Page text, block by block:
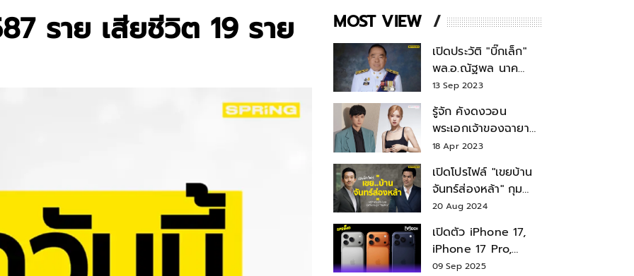
ราย เสียชีวิต 19 ราย MOST VIEW
เปิดประวัติ "บิ๊กเล็ก"
พล.อ.ณัฐพล นาค
พาณิชย์ จากเลขาฯ
สมช.-เลขาฯ
รมว.กลาโหม
13 Sep 2023
รู้จัก คังดงวอน
พระเอกเจ้าของฉายา
สมบัติแห่งชาติ หลังมี
18 Apr 2023
เปิดโปรไฟล์ "เขยบ้าน
จันทร์ส่องหล้า" กุม
บังเหียนธุรกิจตระกูล
"ชินวัตร"
20 Aug 2024
เปิดตัว iPhone 17,
iPhone 17 Pro,
iPhone 17 Air สเปค
09 Sep 2025